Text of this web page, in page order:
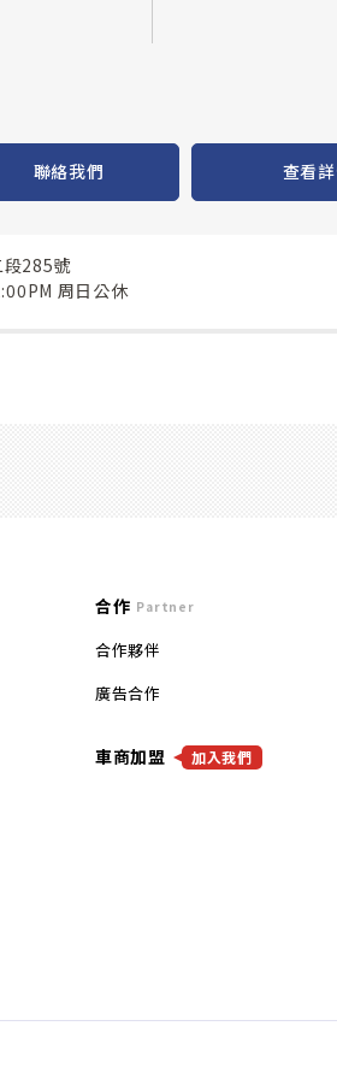
聯絡我們 查看
段285號
周日公休
合作 Partner
合作夥伴
廣告合作
車商加盟 加入我們